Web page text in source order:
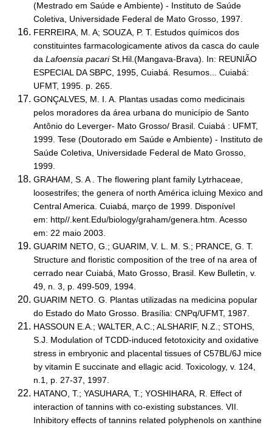
(Mestrado em Saúde e Ambiente) - Instituto de Saúde
Coletiva, Universidade Federal de Mato Grosso, 1997.
FERREIRA, M. A; SOUZA, P. T. Estudos químicos dos
constituintes farmacologicamente ativos da casca do caule
da Lafoensia pacariSt.Hil.(Mangava-Brava). In: REUNIÃO
ESPECIAL DA SBPC, 1995, Cuiabá. Resumos... Cuiabá:
UFMT, 1995. p. 265.
GONÇALVES, M. I. A. Plantas usadas como medicinais
pelos moradores da área urbana do município de Santo
Antônio do Leverger- Mato Grosso/ Brasil. Cuiabá : UFMT,
1999. Tese (Doutorado em Saúde e Ambiente) - Instituto de
Saúde Coletiva, Universidade Federal de Mato Grosso,
1999.
GRAHAM, S. A . The flowering plant family Lytrhaceae,
loosestrifes; the genera of north América icluing Mexico and
Central America. Cuiabá, março de 1999. Disponível
em: http//.kent.Edu/biology/graham/genera.htm. Acesso
em: 22 maio 2003.
GUARIM NETO, G.; GUARIM, V. L. M. S.; PRANCE, G. T.
Structure and floristic composition of the tree of na area of
cerrado near Cuiabá, Mato Grosso, Brasil. Kew Bulletin, v.
49, n. 3, p. 499-509, 1994.
GUARIM NETO. G. Plantas utilizadas na medicina popular
do Estado do Mato Grosso. Brasília: CNPq/UFMT, 1987.
HASSOUN E.A.; WALTER, A.C.; ALSHARIF, N.Z.; STOHS,
S.J. Modulation of TCDD-induced fetotoxicity and oxidative
stress in embryonic and placental tissues of C57BL/6J mice
by vitamin E succinate and ellagic acid. Toxicology, v. 124,
n.1, p. 27-37, 1997.
HATANO, T.; YASUHARA, T.; YOSHIHARA, R. Effect of
interaction of tannins with co-existing substances. VII.
Inhibitory effects of tannins related polyphenols on xanthine